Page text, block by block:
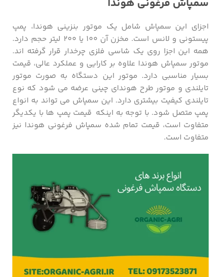
اجزای این سمپاش شامل یک موتور بنزینی هوندا، پمپ
پیستونی و لانس است. مخزن آن ۱۰۰ یا ۲۰۰ لیتر حجم دارد.
همه این اجزا روی یک شاسی فلزی چرخدار قرار گرفته اند.
موتور سمپاش هوندا علاوه بر کارایی و عملکرد عالی، قیمت
بسیار مناسبی دارد. موتور این دستگاه به صورت موتور
تایلندی و موتور طرح هوندای چینی عرضه می شود که نوع
تایلندی کیفیت بیشتری دارد. این سمپاش می تواند به انواع
پمپ متصل شود. با توجه به اینکه قیمت پمپ ها با یکدیگر
متفاوت است، قیمت تمام شده سمپاش فرغونی هوندا نیز
متفاوت است.